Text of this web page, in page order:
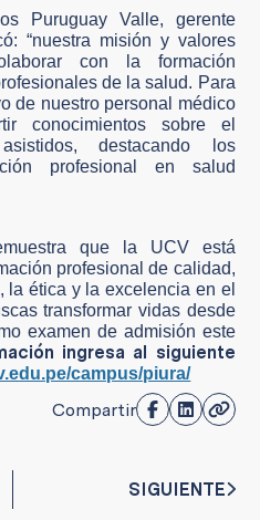
Puruguay Valle, gerente
“nuestra misión y valores
con la formación
de la salud. Para
de nuestro personal médico
conocimientos sobre el
destacando los
profesional en salud
que la UCV está
profesional de calidad,
la ética y la excelencia en el
transformar vidas desde
examen de admisión este
ingresa al siguiente
campus/piura/
Compartir
SIGUIENTE